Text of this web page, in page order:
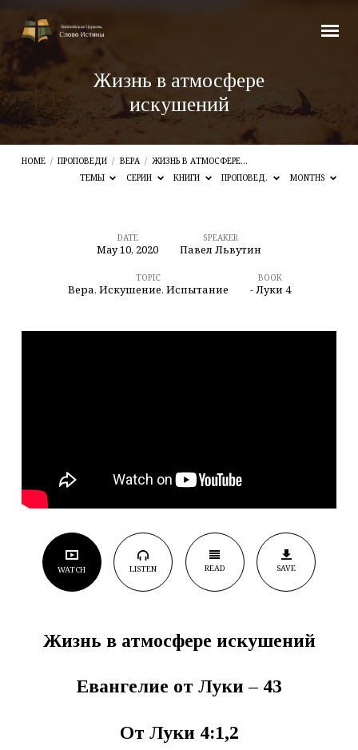
Жизнь в атмосфере
искушений
HOME / ПРОПОВЕДИ / ВЕРА / ЖИЗНЬ В АТМОСФЕРЕ…
ТЕМЫ
СЕРИИ КНИГИ ПРОПОВЕД. MONTHS
искушений
DATE
May 10, 2020
SPEAKER
Павел Львутин
TOPIC
Вера, Искушение, Испытание
BOOK
- Луки 4
WATCH LISTEN READ SAVE
Жизнь в атмосфере искушений
Евангелие от Луки – 43
От Луки 4:1,2